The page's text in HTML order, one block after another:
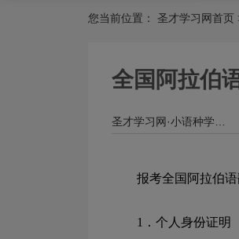
您当前位置： 圣才学习网首页
全国阿拉伯
报考全国阿拉伯语
1 ． 个人身份证明